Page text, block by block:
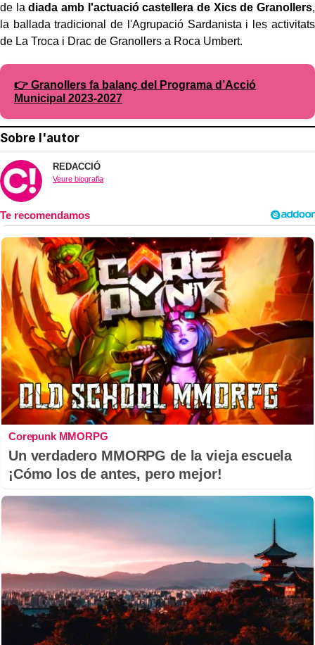
de ladiada amb l'actuació castellera de Xics de Granollers,
la ballada tradicional de l'Agrupació Sardanista i les activitats
de La Troca i Drac de Granollers a Roca Umbert.
👉 Granollers fa balanç del Programa d’Acció
Municipal 2023-2027
Sobre l'autor
REDACCIÓ
Veure biografia
Corepunk MMORPG
Un verdadero MMORPG de la vieja escuela
¡Cómo los de antes, pero mejor!